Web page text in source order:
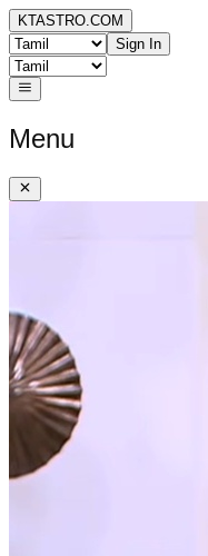
KTASTRO.COM
Sign In
Menu